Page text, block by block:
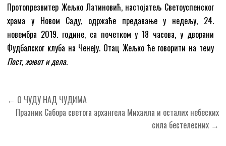
Протопрезвитер Жељко Латиновић, настојатељ Светоуспенског
храма у Новом Саду, одржаће предавање у недељу, 24.
новембра 2019. године, са почетком у 18 часова, у дворани
Фудбалског клуба на Ченеју. Отац Жељко ће говорити на тему
Пост, живот и дела.
Кретање
чланка
← О ЧУДУ НАД ЧУДИМА
Празник Сабора светога архангела Михаила и осталих небеских
сила бестелесних →